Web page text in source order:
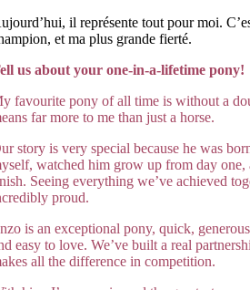
il représente tout pour moi.
et ma plus grande fierté.
us about your one-in-a-lifetime pony!
favourite pony of all time is without a
far more to me than just a horse.
story is very special becausehe was
watched him grow up from day
Seeing everything we’ve achieved
proud.
is an exceptional pony, quick,
easy to love. We’ve built a real
all the difference in competition.